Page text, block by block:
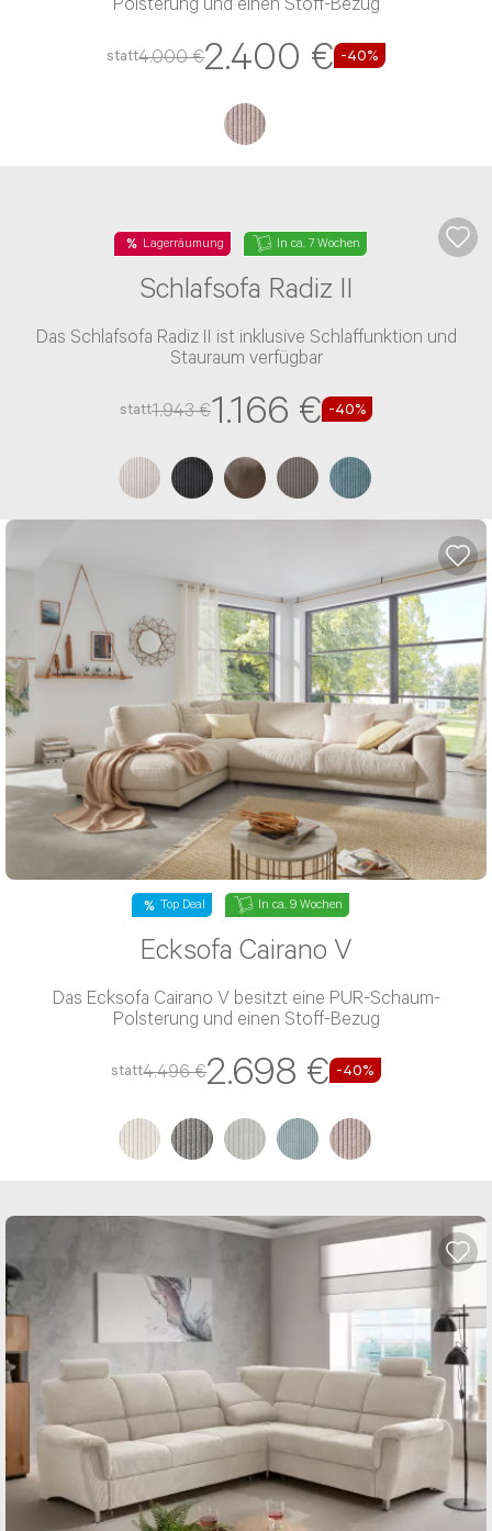
Top Deal In ca. 9 Wochen
Bigsofa Cairano VI
Das Bigsofa Cairano VI besitzt eine PUR-Schaum-
Polsterung und einen Stoff-Bezug
4.000 €2.400 € -40%
Lagerräumung In ca. 7 Wochen
Schlafsofa Radiz II
Das Schlafsofa Radiz II ist inklusive Schlaffunktion und
Stauraum verfügbar
statt1.943 €1.166 € -40%
In ca. 9 Wochen
Ecksofa Cairano V
Das Ecksofa Cairano V besitzt eine PUR-Schaum-
Polsterung und einen Stoff-Bezug
statt4.496 € 2.698 € -40%